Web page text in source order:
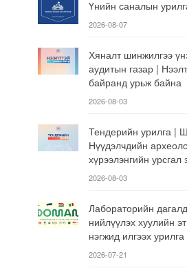
Үнийн саналын
2026-08-07
Хяналт шинжилгээ
аудитын газар |
байранд урьж байна
2026-08-03
Тендерийн урилга |
Нүүдэлчдийн
хүрээлэнгийн урсгал
2026-08-03
Лабораторийн
нийлүүлэх хуулийн
нэгжид илгээх урилга
2026-07-21